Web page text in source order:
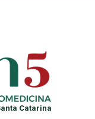
Catarina